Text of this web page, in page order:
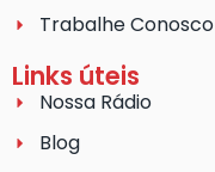
Trabalhe Conosco
Links úteis
Nossa Rádio
Blog